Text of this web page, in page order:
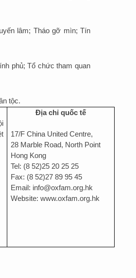
lâm; Tháo gỡ mìn; Tín
phủ; Tổ chức tham quan
tộc.
Địa chỉ quốc tế
17/F China United Centre,
28 Marble Road, North Point
Hong Kong
Tel: (8 52)25 20 25 25
Fax: (8 52)27 89 95 45
Email: info@oxfam.org.hk
Website: www.oxfam.org.hk